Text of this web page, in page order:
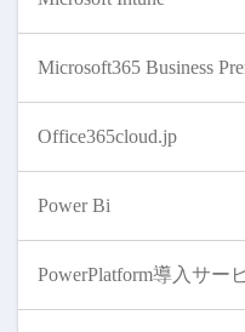
Microsoft365 Business
Office365cloud.jp
Power Bi
PowerPlatform導入サー